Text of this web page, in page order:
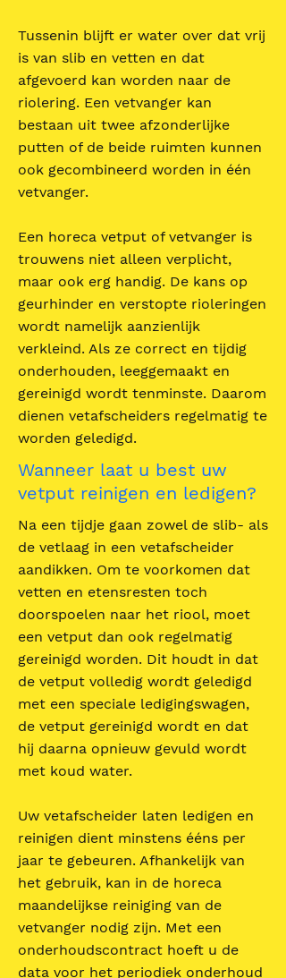
Tussenin blijft er water over dat vrij
is van slib en vetten en dat
afgevoerd kan worden naar de
riolering. Een vetvanger kan
bestaan uit twee afzonderlijke
putten of de beide ruimten kunnen
ook gecombineerd worden in één
vetvanger.
Een horeca vetput of vetvanger is
trouwens niet alleen verplicht,
maar ook erg handig. De kans op
geurhinder en verstopte rioleringen
wordt namelijk aanzienlijk
verkleind. Als ze correct en tijdig
onderhouden, leeggemaakt en
gereinigd wordt tenminste. Daarom
dienen vetafscheiders regelmatig te
worden geledigd.
Wanneer laat u best uw
vetput reinigen en ledigen?
Na een tijdje gaan zowel de slib- als
de vetlaag in een vetafscheider
aandikken. Om te voorkomen dat
vetten en etensresten toch
doorspoelen naar het riool, moet
een vetput dan ook regelmatig
gereinigd worden. Dit houdt in dat
de vetput volledig wordt geledigd
met een speciale ledigingswagen,
de vetput gereinigd wordt en dat
hij daarna opnieuw gevuld wordt
met koud water.
Uw vetafscheider laten ledigen en
reinigen dient minstens ééns per
jaar te gebeuren. Afhankelijk van
het gebruik, kan in de horeca
maandelijkse reiniging van de
vetvanger nodig zijn. Met een
onderhoudscontract hoeft u de
data voor het periodiek onderhoud